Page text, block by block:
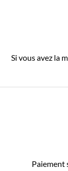
Si vous avez la
Paiement